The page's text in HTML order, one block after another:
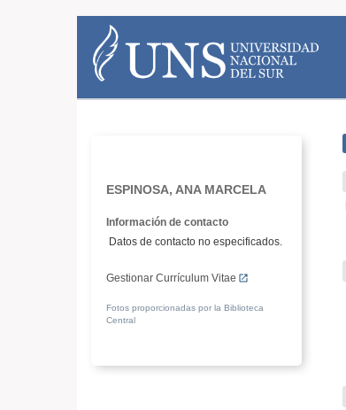
ESPINOSA, ANA MARCELA
Información de contacto
Datos de contacto no especificados.
Gestionar Currículum Vitae
Fotos proporcionadas por la Biblioteca
Central